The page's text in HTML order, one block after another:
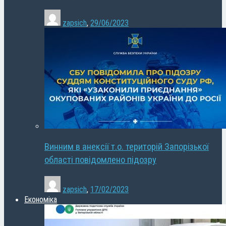
zapsich, 29/06/2023
Винним в анексії т.о. територій Запорізької
області повідомлено підозру
zapsich, 17/02/2023
Економіка